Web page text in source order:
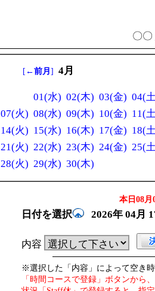
〇
[ ←前月 ] 4月
01(水) 02(木) 03(金) 04(
07(火) 08(水) 09(木) 10(金) 11(
14(火) 15(水) 16(木) 17(金) 18(
21(火) 22(水) 23(木) 24(金) 25(
28(火) 29(水) 30(木)
本日08月
日付を選択 2026年 04月
内容
※選択した「内容」によって空き
「時間コースで登録」ボタンから